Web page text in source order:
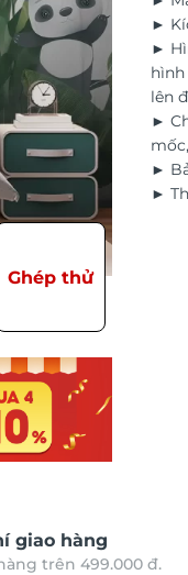
Ghép thử
►
►
hình
lên
►
►
►
giao hàng
trên 499.000 đ.